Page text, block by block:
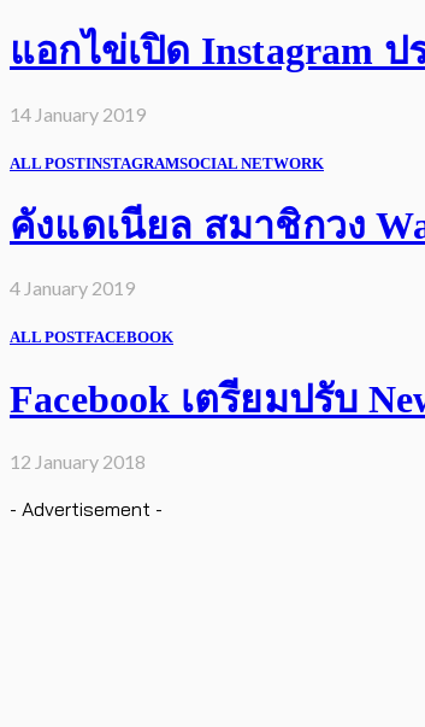
แอกไข่เปิด Instagram
14 January 2019
ALL POSTINSTAGRAMSOCIAL NETWORK
คังแดเนียล สมาชิกวง
4 January 2019
ALL POSTFACEBOOK
Facebook เตรียมปรับ
12 January 2018
- Advertisement -